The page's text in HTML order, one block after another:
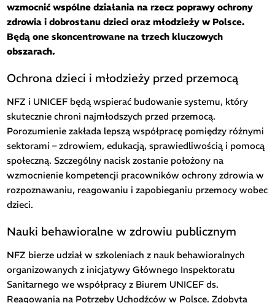
wzmocnić wspólne działania na rzecz poprawy ochrony
zdrowia i dobrostanu dzieci oraz młodzieży w Polsce.
Będą one skoncentrowane na trzech kluczowych
obszarach.
Ochrona dzieci i młodzieży przed przemocą
NFZ i UNICEF będą wspierać budowanie systemu, który
skutecznie chroni najmłodszych przed przemocą.
Porozumienie zakłada lepszą współpracę pomiędzy różnymi
sektorami – zdrowiem, edukacją, sprawiedliwością i pomocą
społeczną. Szczególny nacisk zostanie położony na
wzmocnienie kompetencji pracowników ochrony zdrowia w
rozpoznawaniu, reagowaniu i zapobieganiu przemocy wobec
dzieci.
Nauki behawioralne w zdrowiu publicznym
NFZ bierze udział w szkoleniach z nauk behawioralnych
organizowanych z inicjatywy Głównego Inspektoratu
Sanitarnego we współpracy z Biurem UNICEF ds.
Reagowania na Potrzeby Uchodźców w Polsce. Zdobyta